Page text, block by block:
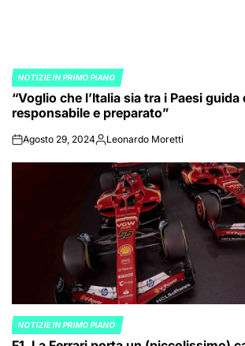
POSTED
IN
NOTIZIE IN PRIMO PIANO
“Voglio che l’Italia sia tra i Paesi guida
responsabile e preparato”
onAgosto 29, 2024Posted
Leonardo Moretti
POSTED
NOTIZIE IN PRIMO PIANO